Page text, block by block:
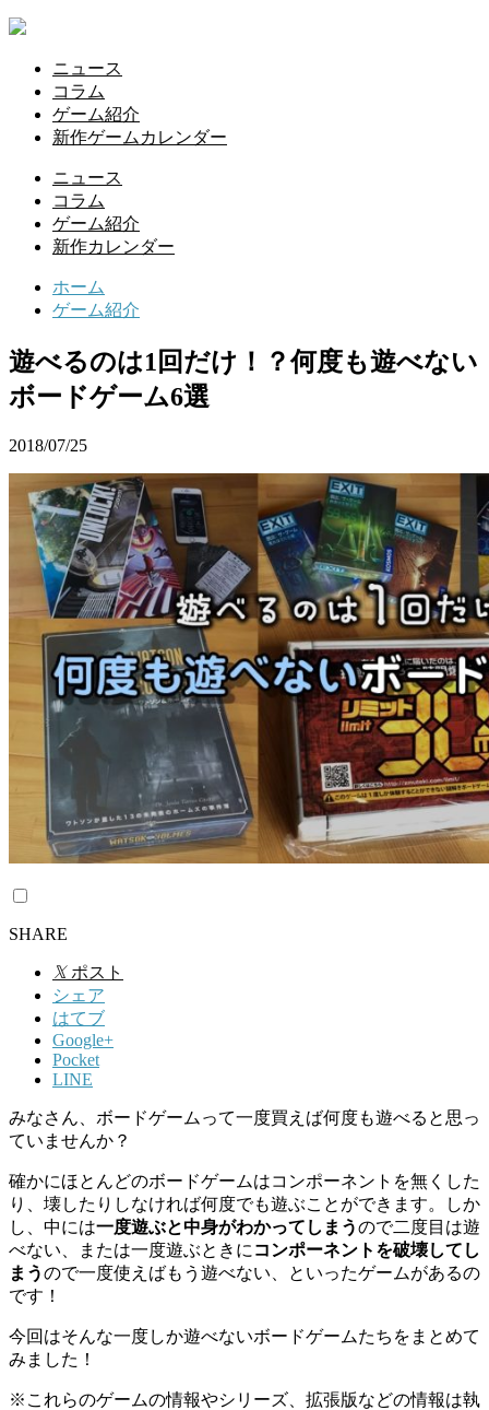
ニュース
コラム
ゲーム紹介
新作ゲームカレンダー
ニュース
コラム
ゲーム紹介
新作カレンダー
ホーム
ゲーム紹介
遊べるのは1回だけ！？何度も遊べない
ボードゲーム6選
2018/07/25
SHARE
𝕏 ポスト
シェア
はてブ
Google+
Pocket
LINE
みなさん、 ボードゲームって一度買えば何度も遊べる と思っ
ていませんか？
確かにほとんどのボードゲームはコンポーネントを無くした
り、壊したりしなければ何度でも遊ぶことができます。しか
し、中には一度遊ぶと中身がわかってしまうので二度目は遊
べない、または一度遊ぶときに コンポーネントを破壊してし
まうので一度使えばもう遊べない、といったゲームがあるの
です！
今回はそんな一度しか遊べないボードゲームたちをまとめて
みました！
※これらのゲームの情報やシリーズ、拡張版などの情報は執